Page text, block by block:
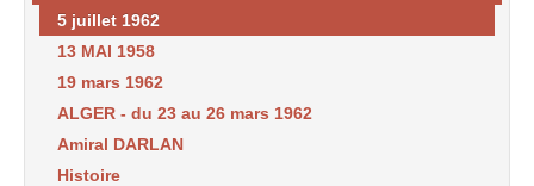
5 juillet 1962
13 MAI 1958
19 mars 1962
ALGER - du 23 au 26 mars 1962
Amiral DARLAN
Histoire